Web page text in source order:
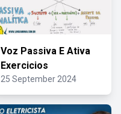
Voz Passiva E Ativa
Exercicios
25 September 2024